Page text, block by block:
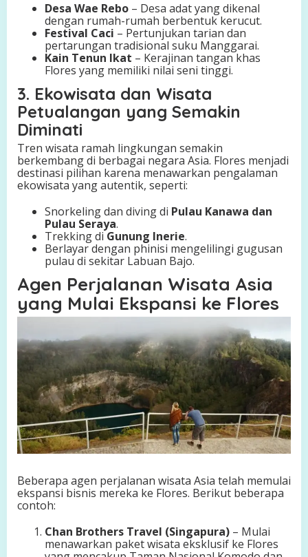
Desa Wae Rebo – Desa adat yang dikenal
dengan rumah-rumah berbentuk kerucut.
Festival Caci – Pertunjukan tarian dan
pertarungan tradisional suku Manggarai.
Kain Tenun Ikat – Kerajinan tangan khas
Flores yang memiliki nilai seni tinggi.
3. Ekowisata dan Wisata
Petualangan yang Semakin
Diminati
Tren wisata ramah lingkungan semakin
berkembang di berbagai negara Asia. Flores menjadi
destinasi pilihan karena menawarkan pengalaman
ekowisata yang autentik, seperti:
Snorkeling dan diving di Pulau Kanawa dan
Pulau Seraya.
Trekking di Gunung Inerie.
Berlayar dengan phinisi mengelilingi gugusan
pulau di sekitar Labuan Bajo.
Agen Perjalanan Wisata Asia
yang Mulai Ekspansi ke Flores
Beberapa agen perjalanan wisata Asia telah memulai
ekspansi bisnis mereka ke Flores. Berikut beberapa
contoh:
Chan Brothers Travel (Singapura) – Mulai
menawarkan paket wisata eksklusif ke Flores